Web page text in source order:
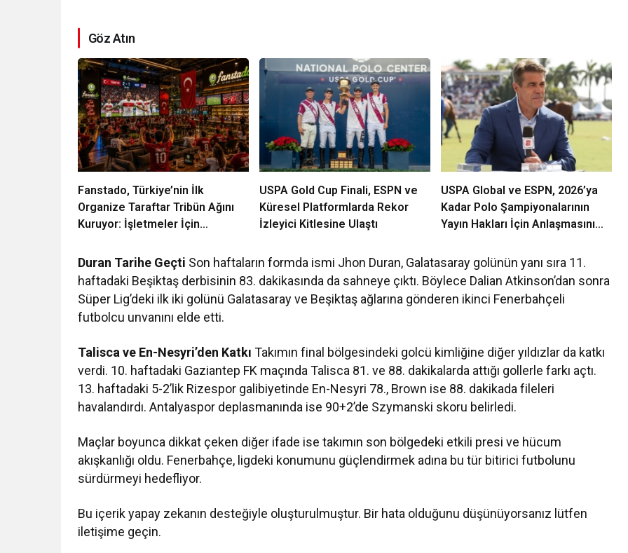
Göz Atın
Fanstado, Türkiye’nin İlk
Organize Taraftar Tribün Ağını
Kuruyor: İşletmeler İçin
USPA Gold Cup Finali, ESPN ve
Küresel Platformlarda Rekor
İzleyici Kitlesine Ulaştı
USPA Global ve ESPN, 2026’ya
Kadar Polo Şampiyonalarının
Yayın Hakları İçin Anlaşmasını
Duran Tarihe Geçti Son haftaların formda ismi Jhon Duran, Galatasaray golünün yanı sıra 11.
haftadaki Beşiktaş derbisinin 83. dakikasında da sahneye çıktı. Böylece Dalian Atkinson’dan sonra
Süper Lig’deki ilk iki golünü Galatasaray ve Beşiktaş ağlarına gönderen ikinci Fenerbahçeli
futbolcu unvanını elde etti.
Talisca ve En-Nesyri’den Katkı Takımın final bölgesindeki golcü kimliğine diğer yıldızlar da katkı
verdi. 10. haftadaki Gaziantep FK maçında Talisca 81. ve 88. dakikalarda attığı gollerle farkı açtı.
13. haftadaki 5-2’lik Rizespor galibiyetinde En-Nesyri 78., Brown ise 88. dakikada fileleri
havalandırdı. Antalyaspor deplasmanında ise 90+2’de Szymanski skoru belirledi.
Maçlar boyunca dikkat çeken diğer ifade ise takımın son bölgedeki etkili presi ve hücum
akışkanlığı oldu. Fenerbahçe, ligdeki konumunu güçlendirmek adına bu tür bitirici futbolunu
sürdürmeyi hedefliyor.
Bu içerik yapay zekanın desteğiyle oluşturulmuştur. Bir hata olduğunu düşünüyorsanız lütfen
iletişime geçin.